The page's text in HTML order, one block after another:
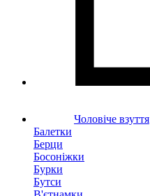
Чоловіче взуття
Балетки
Берци
Босоніжки
Бурки
Бутси